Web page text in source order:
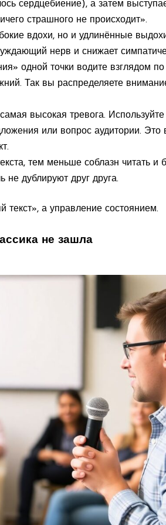
сердцебиение), а затем
страшного не происходит».
вдохи, но и удлинённые
нерв и снижает
одной точки водите взглядом по
Так вы распределяете
высокая тревога.
или вопрос аудитории. Это
тем меньше соблазн читать и
не дублируют друг друга.
текст», а управление состоянием.
не зашла